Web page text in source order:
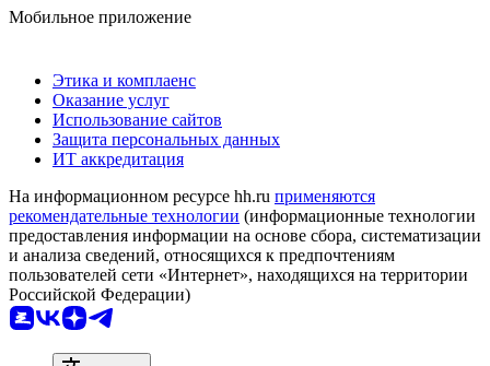
Мобильное приложение
Этика и комплаенс
Оказание услуг
Использование сайтов
Защита персональных данных
ИТ аккредитация
На информационном ресурсе hh.ru применяются
рекомендательные технологии (информационные технологии
предоставления информации на основе сбора, систематизации
и анализа сведений, относящихся к предпочтениям
пользователей сети «Интернет», находящихся на территории
Российской Федерации)